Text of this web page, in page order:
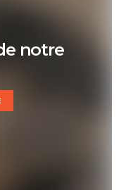
notre